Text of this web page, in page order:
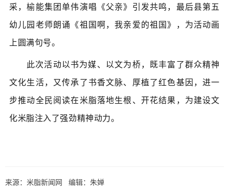
采，榆能集团单伟演唱《父亲》引发共鸣，最后县第五
幼儿园老师朗诵《祖国啊，我亲爱的祖国》，为活动画
上圆满句号。
此次活动以书为媒、以文为桥，既丰富了群众精神
文化生活，又传承了书香文脉、厚植了红色基因，进一
步推动全民阅读在米脂落地生根、开花结果，为建设文
化米脂注入了强劲精神动力。
来源：米脂新闻网 编辑：朱婵